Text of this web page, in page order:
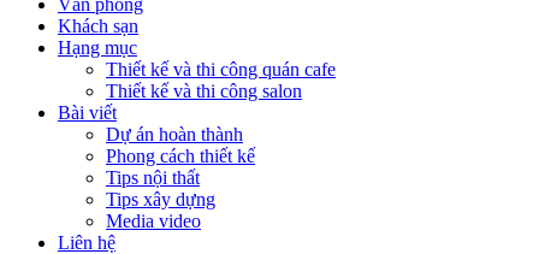
Văn phòng
Khách sạn
Hạng mục
Thiết kế và thi công quán cafe
Thiết kế và thi công salon
Bài viết
Dự án hoàn thành
Phong cách thiết kế
Tips nội thất
Tips xây dựng
Media video
Liên hệ